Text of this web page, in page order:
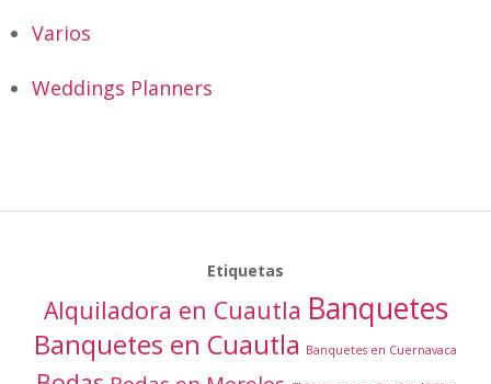
Varios
Weddings Planners
Etiquetas
Alquiladora en Cuautla Banquetes
Banquetes en Cuautla Banquetes en Cuernavaca